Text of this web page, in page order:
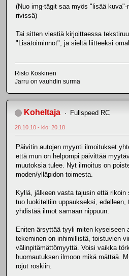
(Nuo img-tägit saa myös "lisää
rivissä)
Tai sitten viestiä kirjoittaessa
"Lisätoiminnot", ja sieltä liitteeksi
Risto Koskinen
Jarru on vauhdin surma
Koheltaja Fullspeed RC
28.10.10 - klo: 20.18
Päivitin autojen myynti ilmoitukset
että mun on helpompi päivittää
muutoksia tulee. Nyt ilmoitus on
moden/ylläpidon toimesta.
Kyllä, jälkeen vasta tajusin että rikoin
tuo luokiteltiin uppaukseksi,
yhdistää ilmot samaan nippuun.
Eniten ärsyttää tyyli miten kyseiseen
tekeminen on inhimillistä, toistuvien
välinpitämättömyyttä. Voisi vaikka
huomautuksen ilmoon mikä mättää.
rojut roskiin.